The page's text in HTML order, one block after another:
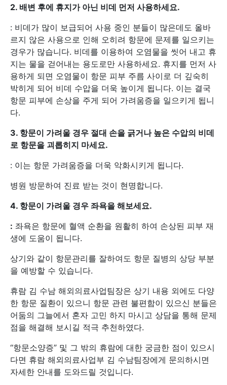
2. 배변 후에 휴지가 아닌 비데 먼저 사용하세요.
: 비데가 많이 보급되어 사용 중인 분들이 많은데도 올바
르지 않은 사용으로 인해 오히려 항문에 문제를 일으키는
경우가 많습니다. 비데를 이용하여 오염물을 씻어 내고 휴
지는 물을 걷어내는 용도로만 사용하세요. 휴지를 먼저 사
용하게 되면 오염물이 항문 피부 주름 사이로 더 깊숙히
박히게 되어 비데 수압을 더욱 높이게 됩니다. 이는 결국
항문 피부에 손상을 주게 되어 가려움증을 일으키게 됩니
다.
3. 항문이 가려울 경우 절대 손을 긁거나 높은 수압의 비데
로 항문을 괴롭히지 마세요.
: 이는 항문 가려움증을 더욱 악화시키게 됩니다.
병원 방문하여 진료 받는 것이 현명합니다.
4. 항문이 가려울 경우 좌욕을 해보세요.
: 좌욕은 항문에 혈액 순환을 원활히 하여 손상된 피부 재
생에 도움이 됩니다.
상기와 같이 항문관리를 잘하여도 항문 질병의 상당 부분
을 예방할 수 있습니다.
휴람 김 수남 해외의료사업팀장은 상기 내용 외에도 다양
한 항문 질환이 있으니 항문 관련 불편함이 있으신 분들은
어둠의 그늘에서 혼자 고민 하지 마시고 상담을 통해 문제
점을 해결해 보시길 적극 추천하였다.
“항문소양증” 및 그 밖의 휴람에 대한 궁금한 점이 있으시
다면 휴람 해외의료사업부 김 수남팀장에게 문의하시면
자세한 안내를 도와드릴 것입니다.